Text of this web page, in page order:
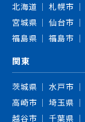
北海道 札幌市
宮城県
仙台市
福島県
福島市
関東
茨城県 水戸市
高崎市
埼玉県
越谷市
千葉県